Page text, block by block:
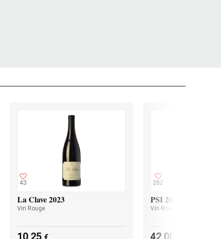
43
La Clave 2023
Vin Rouge
10,25 €
282
PSI 2023
Vin Rouge
42,00